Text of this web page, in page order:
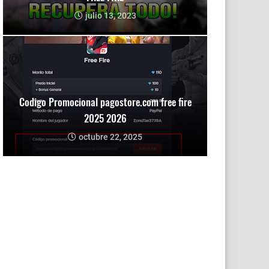
julio 13, 2023
Codigo Promocional pagostore.com free fire
2025 2026
octubre 22, 2025